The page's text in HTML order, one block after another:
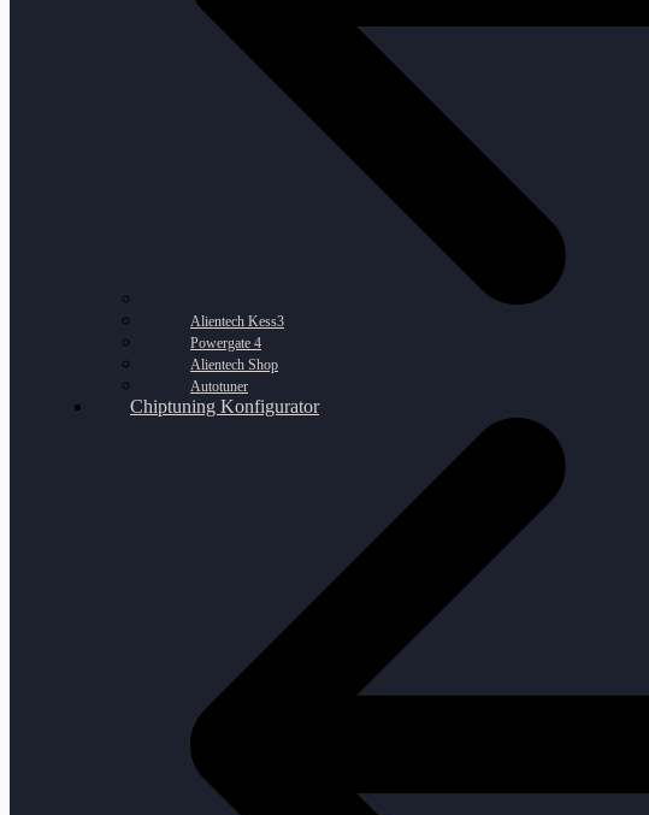
Alientech Kess3
Powergate 4
Alientech Shop
Autotuner
Chiptuning Konfigurator